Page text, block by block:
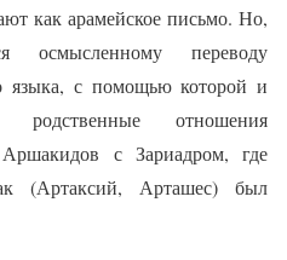
как арамейское письмо. Но,
осмысленному переводу
языка, с помощью которой и
родственные отношения
Аршакидов с Зариадром, где
(Артаксий, Арташес) был